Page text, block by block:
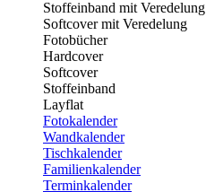
Stoffeinband mit Veredelung
Softcover mit Veredelung
Fotobücher
Hardcover
Softcover
Stoffeinband
Layflat
Fotokalender
Wandkalender
Tischkalender
Familienkalender
Terminkalender